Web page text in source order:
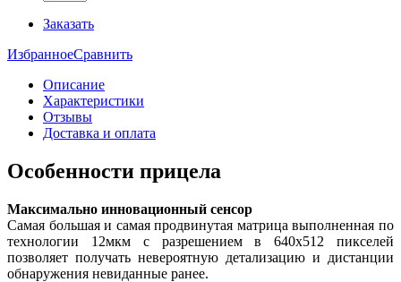
Заказать
ИзбранноеСравнить
Описание
Характеристики
Отзывы
Доставка и оплата
Особенности прицела
Максимально инновационный сенсор
Самая большая и самая продвинутая матрица выполненная по
технологии 12мкм с разрешением в 640x512 пикселей
позволяет получать невероятную детализацию и дистанции
обнаружения невиданные ранее.